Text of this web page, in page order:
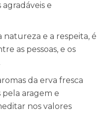
agradáveis e
e a respeita, é
as pessoas, e os
da erva fresca
aragem e
nos valores